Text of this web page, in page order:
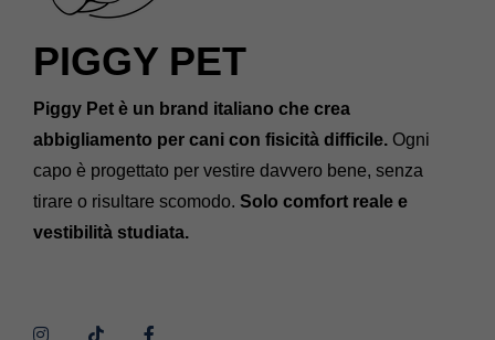
PIGGY PET
Piggy Pet è un brand italiano che crea
abbigliamento per cani con fisicità difficile. Ogni
capo è progettato per vestire davvero bene, senza
tirare o risultare scomodo. Solo comfort reale e
vestibilità studiata.